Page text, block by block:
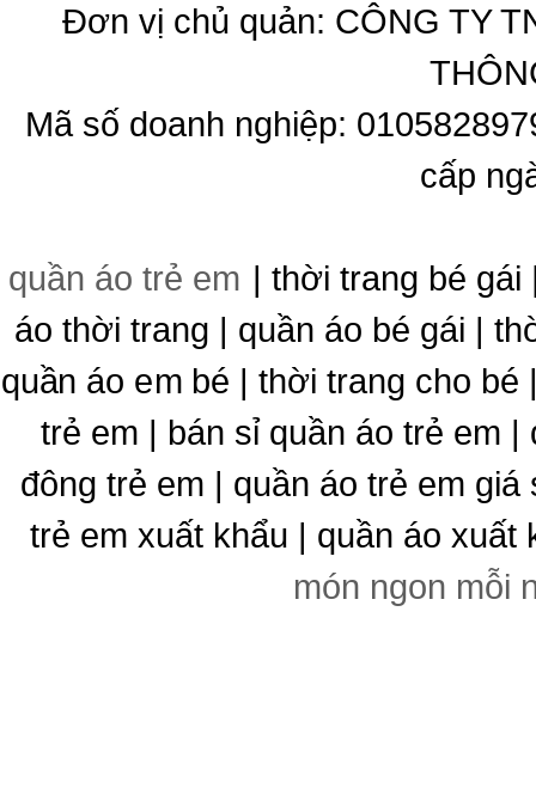
Đơn vị chủ quản: CÔNG TY
Mã số doanh nghiệp:
cấp
quần áo trẻ em | thời trang bé gái
áo thời trang | quần áo bé gái |
quần áo em bé | thời trang cho
trẻ em | bán sỉ quần áo trẻ em
đông trẻ em | quần áo trẻ em
trẻ em xuất khẩu | quần áo xuất
món ngon mỗi